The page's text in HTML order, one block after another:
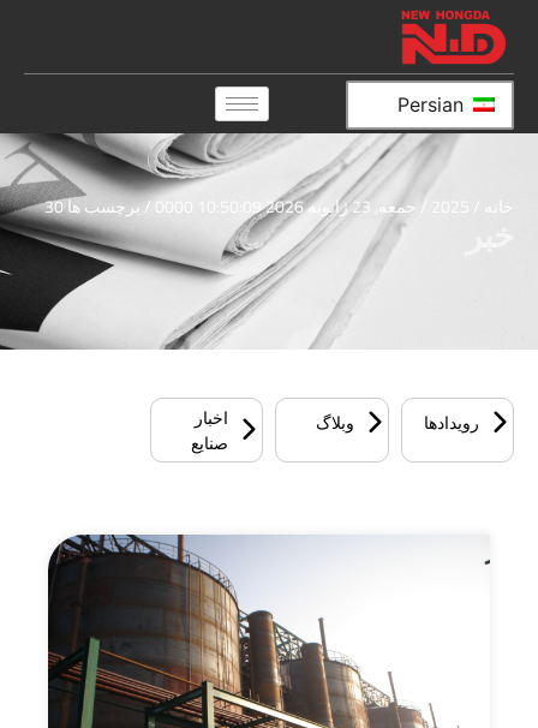
Persian
خانه 2025
/ جمعه, 23 ژانویه 2026 10:50:09 0000 / برچسب ها 30
رویدادها وبلاگ
اخبار
صنایع